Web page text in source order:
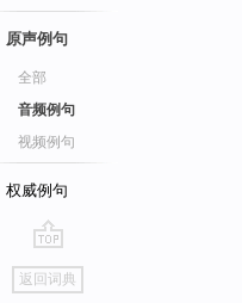
原声例句
全部
音频例句
视频例句
权威例句
go
top
返回词典